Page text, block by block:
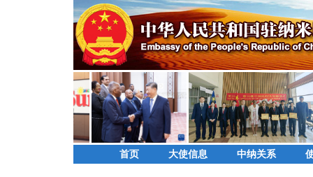
首页 大使信息 中纳关系